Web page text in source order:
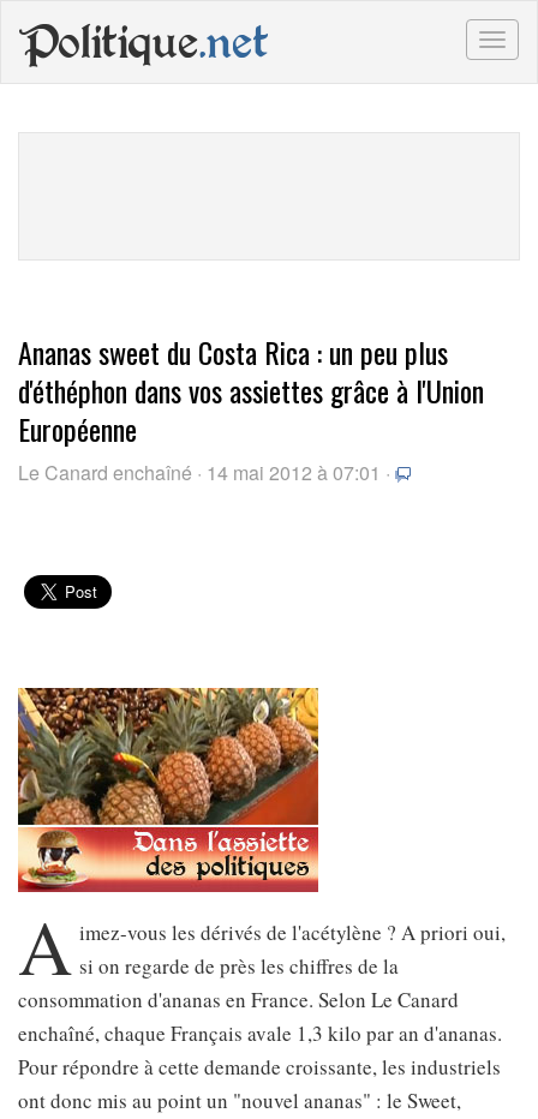
Politique.net
Ananas sweet du Costa Rica : un peu plus
d'éthéphon dans vos assiettes grâce à l'Union
Européenne
Le Canard enchaîné · 14 mai 2012 à 07:01 ·
A imez-vous les dérivés de l'acétylène ? A priori oui,
si on regarde de près les chiffres de la
consommation d'ananas en France. Selon Le Canard
enchaîné, chaque Français avale 1,3 kilo par an d'ananas.
Pour répondre à cette demande croissante, les industriels
ont donc mis au point un "nouvel ananas" : le Sweet,